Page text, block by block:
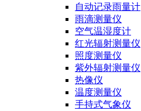
自动记录雨量计
雨滴测量仪
空气温湿度计
红光辐射测量仪
照度测量仪
紫外辐射测量仪
热像仪
温度测量仪
手持式气象仪